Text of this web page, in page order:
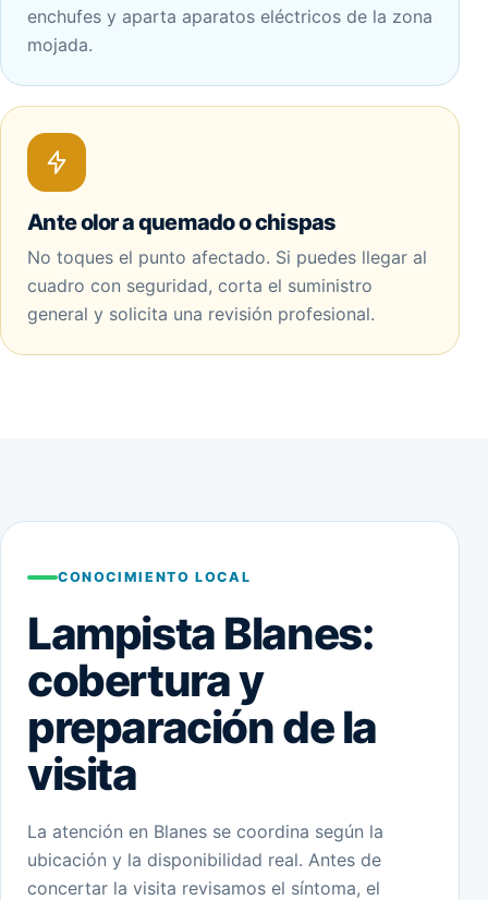
enchufes y aparta aparatos eléctricos de la zona
mojada.
Ante olor a quemado o chispas
No toques el punto afectado. Si puedes llegar al
cuadro con seguridad, corta el suministro
general y solicita una revisión profesional.
CONOCIMIENTO LOCAL
Lampista Blanes:
cobertura y
preparación de la
visita
La atención en Blanes se coordina según la
ubicación y la disponibilidad real. Antes de
concertar la visita revisamos el síntoma, el